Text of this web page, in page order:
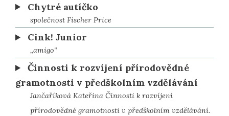
Chytré autíčko
společnost Fischer Price
Cink! Junior
„amigo“
Činnosti k rozvíjení přírodovědné
gramotnosti v předškolním vzdělávání
Jančaříková Kateřina Činnosti k rozvíjení
přírodovědné gramotnosti v předškolním vzdělávání.